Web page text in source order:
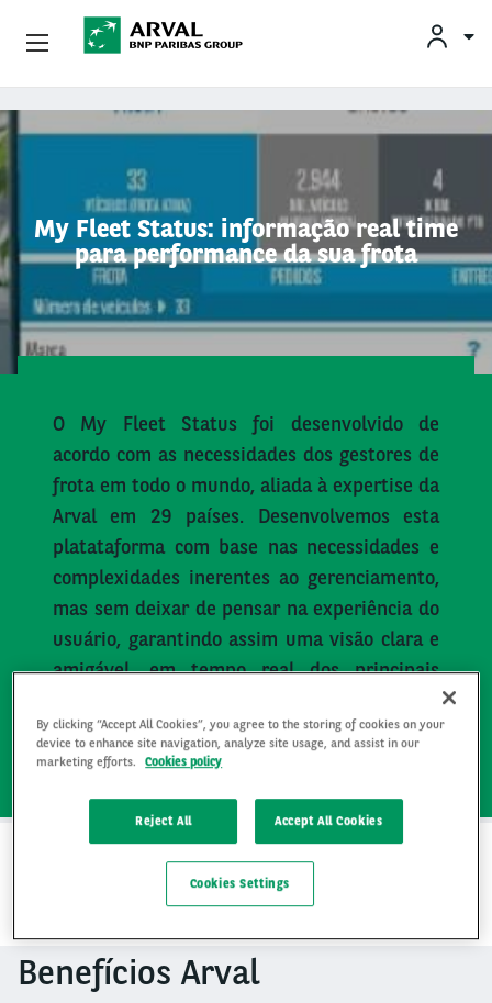
Pular para o conteúdo principal
My Fleet Status: informação real time
para performance da sua frota
O My Fleet Status foi desenvolvido de
acordo com as necessidades dos gestores de
frota em todo o mundo, aliada à expertise da
Arval em 29 países. Desenvolvemos esta
platataforma com base nas necessidades e
complexidades inerentes ao gerenciamento,
mas sem deixar de pensar na experiência do
usuário, garantindo assim uma visão clara e
amigável, em tempo real dos principais
Quais são os recursos do My Fleet Status?
Benefícios Arval
Conheça A Arval
By clicking “Accept All Cookies”, you agree to the storing of cookies on your
device to enhance site navigation, analyze site usage, and assist in our
marketing efforts.
Cookies policy
Reject All Accept All Cookies
Cookies Settings